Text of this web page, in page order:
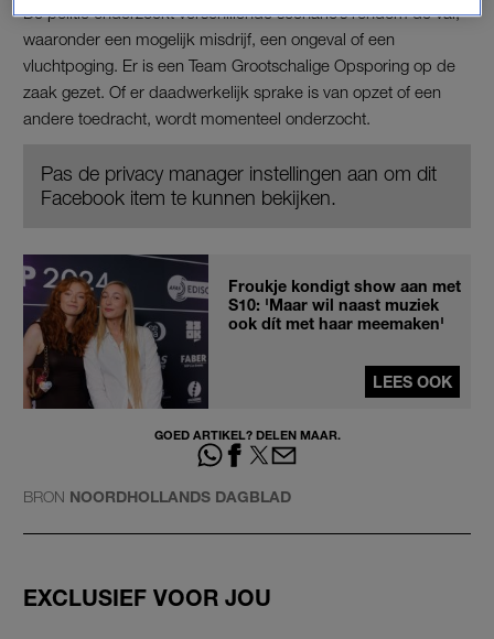
De politie onderzoekt verschillende scenario’s rondom de val,
waaronder een mogelijk misdrijf, een ongeval of een
vluchtpoging. Er is een Team Grootschalige Opsporing op de
zaak gezet. Of er daadwerkelijk sprake is van opzet of een
andere toedracht, wordt momenteel onderzocht.
Pas de privacy manager instellingen aan om dit
Facebook item te kunnen bekijken.
Froukje kondigt show aan met
S10: 'Maar wil naast muziek
ook dít met haar meemaken'
LEES OOK
GOED ARTIKEL? DELEN MAAR.
BRON NOORDHOLLANDS DAGBLAD
EXCLUSIEF VOOR JOU